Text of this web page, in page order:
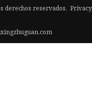
derechos reservados. Privacy